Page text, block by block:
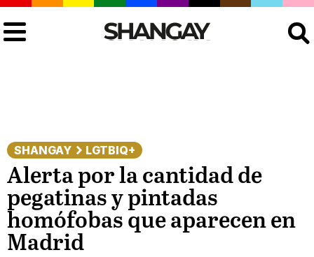
SHANGAY LGTBIQ+
Alerta por la cantidad de
pegatinas y pintadas
homófobas que aparecen en
Madrid